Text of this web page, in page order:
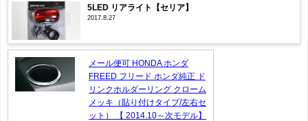
5LED リアライト【セリア】
2017.8.27
メール便可 HONDA ホンダ
FREED フリード ホンダ純正 ド
リンクホルダーリング クローム
メッキ（貼り付けタイプ/左右セ
ット） 【 2014.10～次モデル】